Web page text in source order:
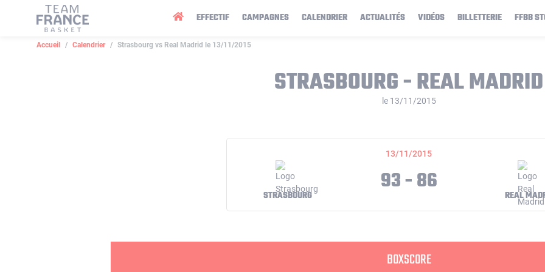
EFFECTIF CAMPAGNES CALENDRIER ACTUALITÉS VIDÉOS BILLETTERIE FFBB
Accueil Calendrier Strasbourg vs Real Madrid le 13/11/2015
STRASBOURG - REAL MADRID
le 13/11/2015
13/11/2015
STRASBOURG 93 - 86 REAL
BOXSCORE
Panneau de gestion des cookies